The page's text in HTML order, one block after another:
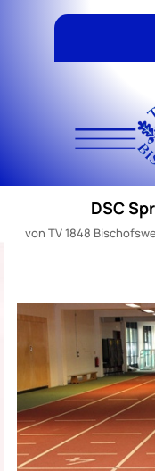
DSC
von TV 1848